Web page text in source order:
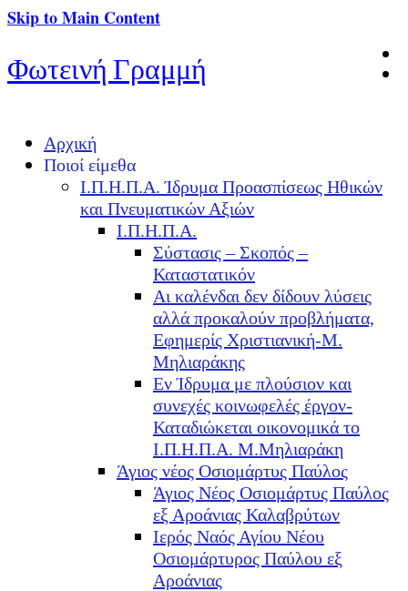
Skip to Main Content
Φωτεινή Γραμμή
Αρχική
Ποιοί είμεθα
Ι.Π.Η.Π.Α. Ίδρυμα Προασπίσεως Ηθικών
και Πνευματικών Αξιών
Ι.Π.Η.Π.Α.
Σύστασις – Σκοπός –
Καταστατικόν
Αι καλένδαι δεν δίδουν λύσεις
αλλά προκαλούν προβλήματα,
Εφημερίς Χριστιανική-Μ.
Μηλιαράκης
Εν Ίδρυμα με πλούσιον και
συνεχές κοινωφελές έργον-
Καταδιώκεται οικονομικά το
Ι.Π.Η.Π.Α. Μ.Μηλιαράκη
Άγιος νέος Οσιομάρτυς Παύλος
Άγιος Νέος Οσιομάρτυς Παύλος
εξ Αροάνιας Καλαβρύτων
Ιερός Ναός Αγίου Νέου
Οσιομάρτυρος Παύλου εξ
Αροάνιας